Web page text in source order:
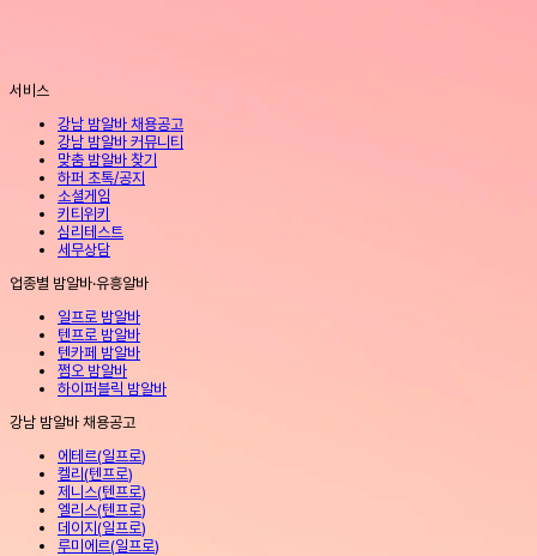
서비스
강남 밤알바 채용공고
강남 밤알바 커뮤니티
맞춤 밤알바 찾기
하퍼 초톡/공지
소셜게임
키티위키
심리테스트
세무상담
업종별 밤알바·유흥알바
일프로 밤알바
텐프로 밤알바
텐카페 밤알바
쩜오 밤알바
하이퍼블릭 밤알바
강남 밤알바 채용공고
에테르(일프로)
켈리(텐프로)
제니스(텐프로)
엘리스(텐프로)
데이지(일프로)
루미에르(일프로)